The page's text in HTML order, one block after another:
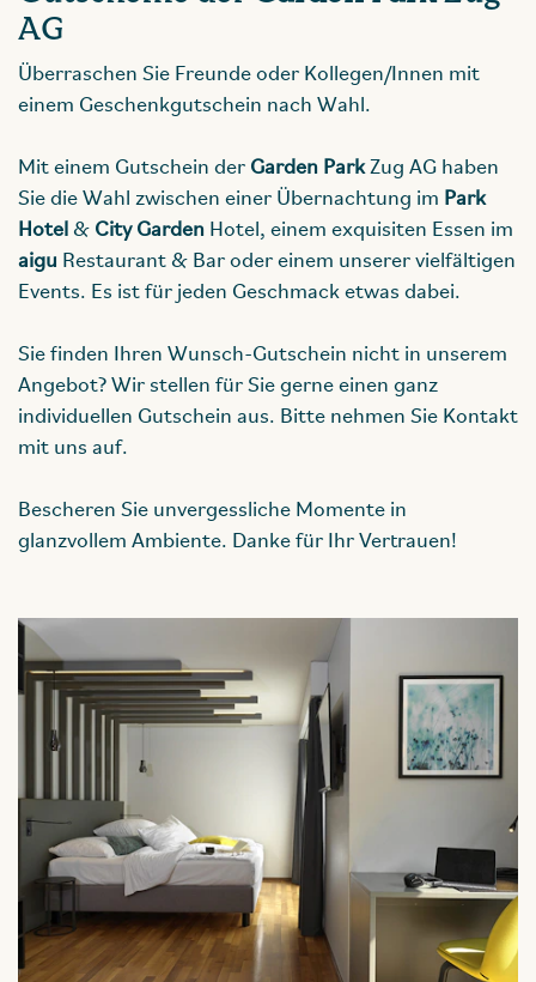
AG
Überraschen Sie Freunde oder Kollegen/Innen mit
einem Geschenkgutschein nach Wahl.
Mit einem Gutschein der Garden ParkZug AG haben
Sie die Wahl zwischen einer Übernachtung im Park
Hotel & City Garden Hotel, einem exquisiten Essen im
aigu Restaurant & Bar oder einem unserer vielfältigen
Events. Es ist für jeden Geschmack etwas dabei.
Sie finden Ihren Wunsch-Gutschein nicht in unserem
Angebot? Wir stellen für Sie gerne einen ganz
individuellen Gutschein aus. Bitte nehmen Sie Kontakt
mit uns auf.
Bescheren Sie unvergessliche Momente in
glanzvollem Ambiente. Danke für Ihr Vertrauen!